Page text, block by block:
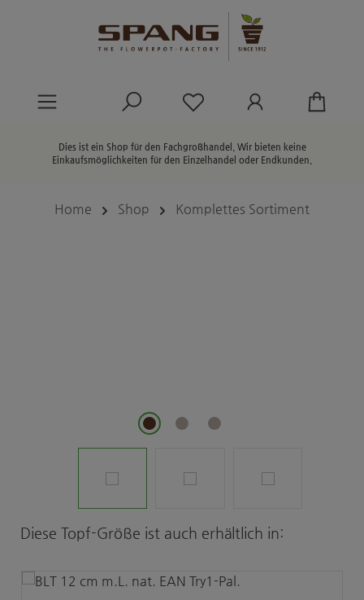
Du hast 0 Produkte
Dies ist ein Shop für den Fachgroßhandel. Wir bieten keine
Einkaufsmöglichkeiten für den Einzelhandel oder Endkunden.
Home Shop Komplettes Sortiment
Produktgalerie überspringen
Diese Topf-Größe ist auch erhältlich in: